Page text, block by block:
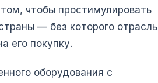
чтобы простимулировать
— без которого отрасль
его покупку.
оборудования с